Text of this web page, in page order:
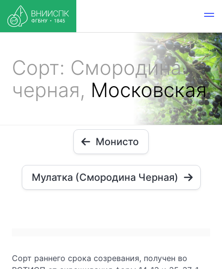
Сорт: Смородина
черная, Московская
Монисто
Мулатка (Смородина Черная)
Сорт раннего срока созревания, получен во